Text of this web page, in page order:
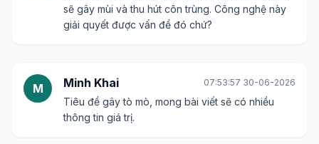
sẽ gây mùi và thu hút côn trùng. Công nghệ này
giải quyết được vấn đề đó chứ?
M Minh Khai 07:53:57 30-06-2026
Tiêu đề gây tò mò, mong bài viết sẽ có nhiều
thông tin giá trị.